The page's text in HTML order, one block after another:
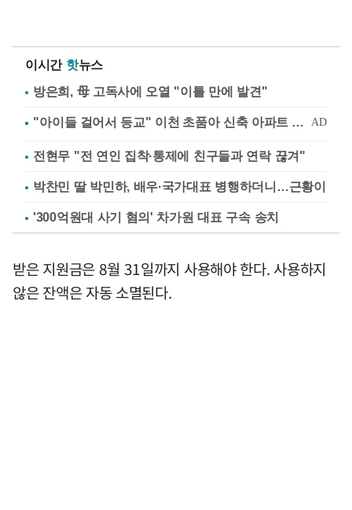
이시간 핫뉴스
방은희, 母 고독사에 오열 "이틀 만에 발견"
전현무 "전 연인 집착·통제에 친구들과 연락 끊겨"
박찬민 딸 박민하, 배우·국가대표 병행하더니…근황이
'300억원대 사기 혐의' 차가원 대표 구속 송치
받은 지원금은 8월 31일까지 사용해야 한다. 사용하지
않은 잔액은 자동 소멸된다.